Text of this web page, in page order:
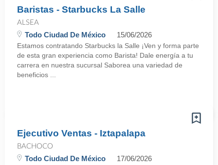
Baristas - Starbucks La Salle
ALSEA
Todo Ciudad De México 15/06/2026
Estamos contratando Starbucks la Salle ¡Ven y forma parte
de esta gran experiencia como Barista! Dale energía a tu
carrera en nuestra sucursal Saborea una variedad de
beneficios ...
Ejecutivo Ventas - Iztapalapa
BACHOCO
Todo Ciudad De México 17/06/2026